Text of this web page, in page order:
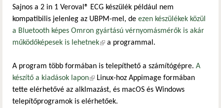
Sajnos a 2 in 1 Veroval® ECG készülék például nem
kompatibilis jelenleg az UBPM-mel, de ezen készülékek közül
a Bluetooth képes Omron gyártású vérnyomásmérők is akár
működőképesek is lehetnek(külső hivatkozás)
a programmal.
A program több formában is telepíthető a számítógépre. A
készítő a kiadások lapon(külső hivatkozás)
Linux-hoz Appimage formában
tette elérhetővé az alklmazást, és macOS és Windows
telepítőprogramok is elérhetőek.